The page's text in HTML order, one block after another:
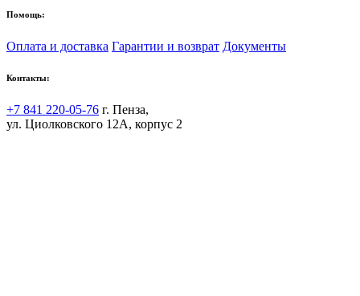
Помощь:
Оплата и доставка Гарантии и возврат Документы
Контакты:
+7 841 220-05-76 г. Пенза,
ул. Циолковского 12А, корпус 2